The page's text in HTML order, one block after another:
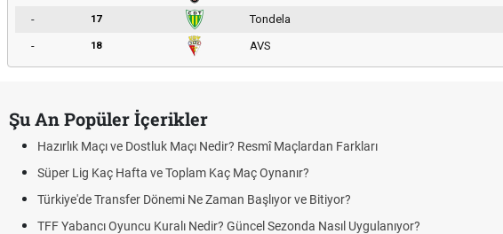
-
17 Tondela
-
18 AVS
Şu An Popüler İçerikler
Hazırlık Maçı ve Dostluk Maçı Nedir? Resmî Maçlardan Farkları
Süper Lig Kaç Hafta ve Toplam Kaç Maç Oynanır?
Türkiye'de Transfer Dönemi Ne Zaman Başlıyor ve Bitiyor?
TFF Yabancı Oyuncu Kuralı Nedir? Güncel Sezonda Nasıl Uygulanıyor?